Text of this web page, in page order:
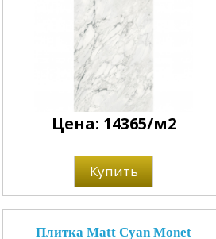
Цена: 14365/м2
Купить
Плитка Matt Cyan Monet